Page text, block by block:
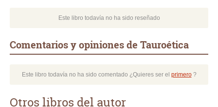
Este libro todavía no ha sido reseñado
Comentarios y opiniones de Tauroética
Este libro todavía no ha sido comentado ¿Quieres ser el primero?
Otros libros del autor